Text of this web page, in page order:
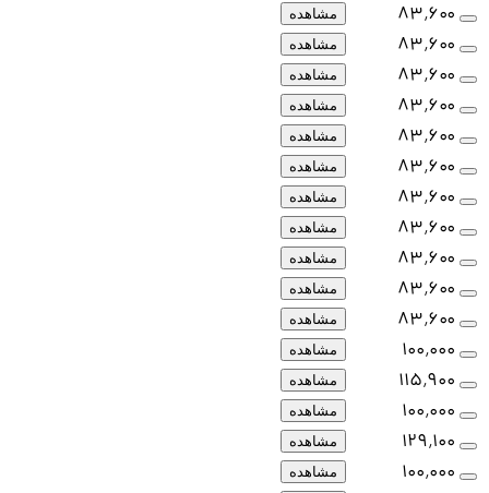
۸۳٬۶۰۰ مشاهده
۸۳٬۶۰۰ مشاهده
۸۳٬۶۰۰ مشاهده
۸۳٬۶۰۰ مشاهده
۸۳٬۶۰۰ مشاهده
۸۳٬۶۰۰ مشاهده
۸۳٬۶۰۰ مشاهده
۸۳٬۶۰۰ مشاهده
۸۳٬۶۰۰ مشاهده
۸۳٬۶۰۰ مشاهده
۸۳٬۶۰۰ مشاهده
۱۰۰٬۰۰۰ مشاهده
۱۱۵٬۹۰۰ مشاهده
۱۰۰٬۰۰۰ مشاهده
۱۲۹٬۱۰۰ مشاهده
۱۰۰٬۰۰۰ مشاهده